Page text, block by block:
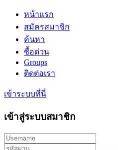
หน้าแรก
สมัครสมาชิก
ค้นหา
ซื้อด่วน
Groups
ติดต่อเรา
เข้าระบบที่นี่
เข้าสู่ระบบสมาชิก